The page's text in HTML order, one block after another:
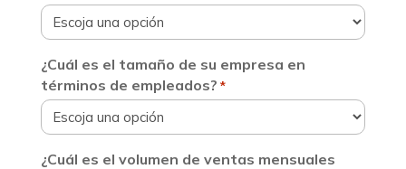
¿Cuál es el tamaño de su empresa en
términos de empleados? *
¿Cuál es el volumen de ventas mensuales